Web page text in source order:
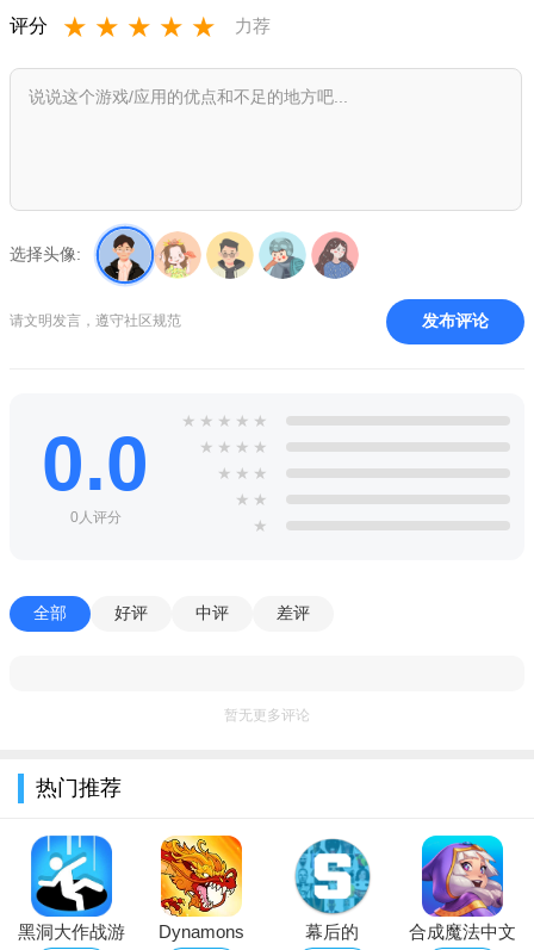
丰富多样的农作物种植：游戏提供了琳琅满目的农作物种
类，从常见的小麦、玉米、土豆，到颇具特色的蓝莓、草莓、奇
异果等应有尽有。每一种农作物都有着独特的生长周期与成熟条
件，例如小麦生长周期较短，对土壤肥力要求相对不高；而蓝莓
理选择种植作物，精心照料它们，从播种、浇水、施肥到除虫，
每个环节都关乎农作物的产量与品质。
活泼可爱的动物养殖：农场里不仅有丰富的农作物，还能养
长速度快，主要以谷物为食，其产出的鸡蛋可直接售卖，也能用
物，收获它们的产物，以此获取丰厚收益。
限钻石，自由建造各种农场设施。从基础的仓库用于存储农产
品，防止作物因存放不当而损耗；到加工厂，将农产品进行深加
工，提升产品附加值，比如把小麦加工成面粉，把牛奶制成奶
酪；再到美观实用的装饰建筑，像风车、稻草人等，既能美化农
场环境，提升农场整体魅力值，还可能吸引更多游客前来参观，
评分 ★ ★ ★ ★ ★ 力荐
选择头像:
请文明发言，遵守社区规范 发布评论
0.0
0人评分
★ ★ ★ ★ ★
★ ★ ★ ★
★ ★ ★
★ ★
★
全部 好评 中评 差评
暂无更多评论
热门推荐
黑洞大作战游
Dynamons
幕后的
合成魔法中文